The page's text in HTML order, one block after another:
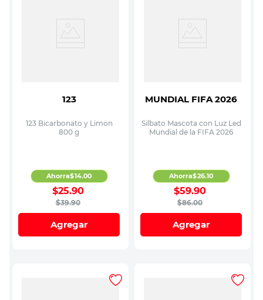
123
123 Bicarbonato y Limon
800 g
$39.90
$25.90
Ahorra$14.00
Agregar
MUNDIAL FIFA 2026
Silbato Mascota con Luz Led
Mundial de la FIFA 2026
$86.00
$59.90
Ahorra$26.10
Agregar